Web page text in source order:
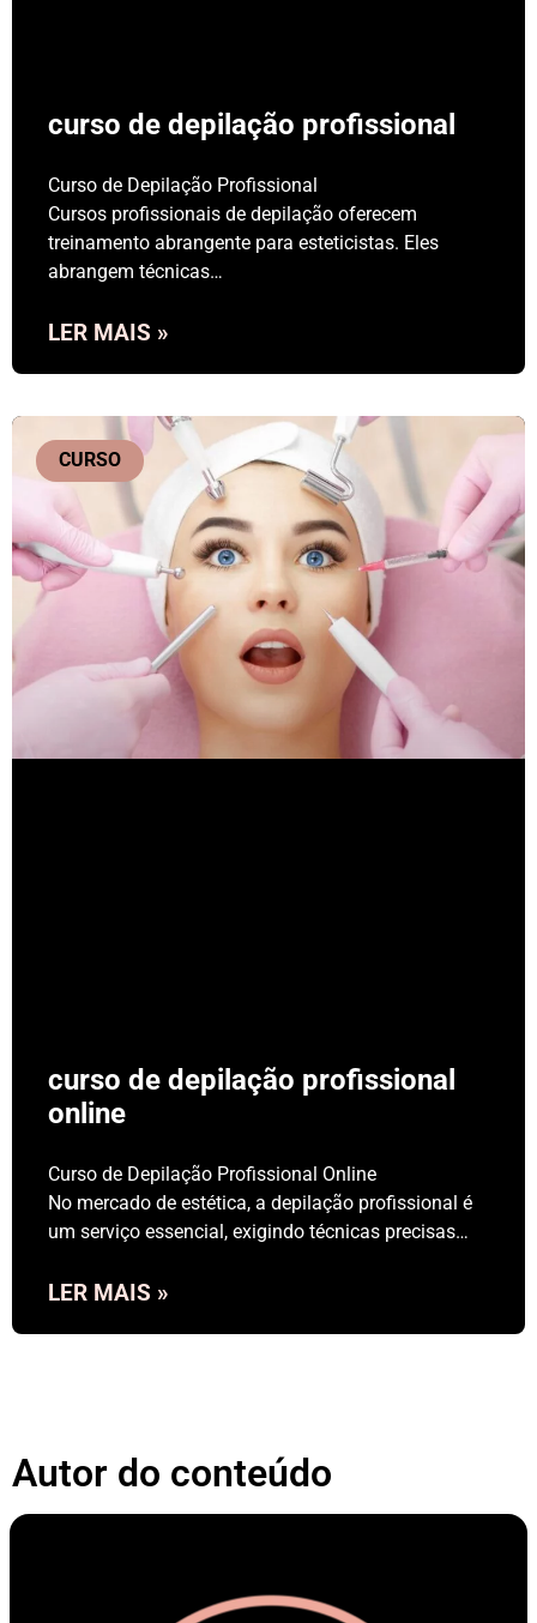
curso de depilação profissional
Curso de Depilação Profissional
Cursos profissionais de depilação oferecem
treinamento abrangente para esteticistas. Eles
abrangem técnicas…
LER MAIS »
CURSO
curso de depilação profissional
online
Curso de Depilação Profissional Online
No mercado de estética, a depilação profissional é
um serviço essencial, exigindo técnicas precisas…
LER MAIS »
Autor do conteúdo​